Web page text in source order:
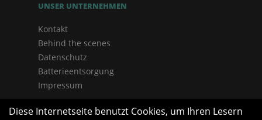
UNSER UNTERNEHMEN
Kontakt
Behind the scenes
Datenschutz
Batterieentsorgung
Impressum
Diese Internetseite benutzt Cookies, um Ihren Lesern